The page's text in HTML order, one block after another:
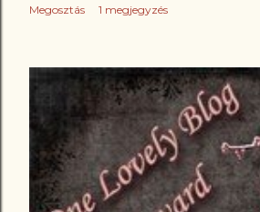
Megosztás 1 megjegyzés